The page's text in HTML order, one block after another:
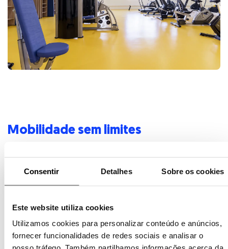
Consentir Detalhes Sobre os cookies
Este website utiliza cookies
Utilizamos cookies para personalizar conteúdo e anúncios,
fornecer funcionalidades de redes sociais e analisar o
Mobilidade sem limites
Hidroterapia —
Recuperação Ativa
Programas intensivos emginásios modernos e